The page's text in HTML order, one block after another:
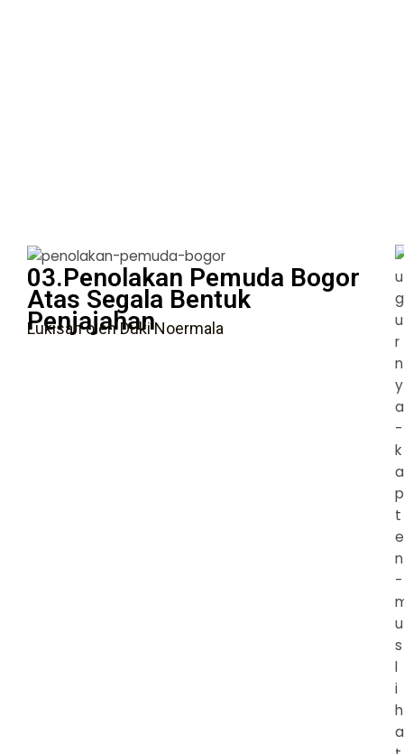
03.Penolakan Pemuda Bogor
Atas Segala Bentuk
Penjajahan
Lukisan oleh Duki Noermala